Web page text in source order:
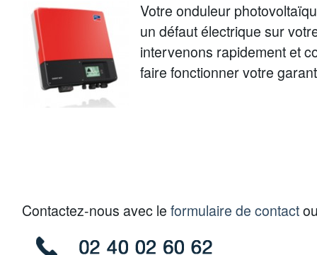
Votre onduleur
un défaut électrique sur
intervenons rapidement et
faire fonctionner votre
Contactez-nous avec le formulaire de contact